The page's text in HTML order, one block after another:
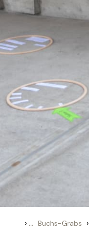
› ... Buchs-Grabs ›